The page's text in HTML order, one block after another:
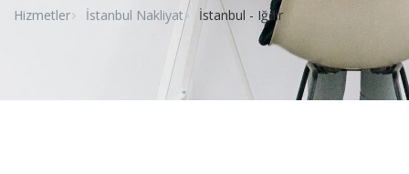
Hizmetler İstanbul Nakliyat İstanbul - Iğdır